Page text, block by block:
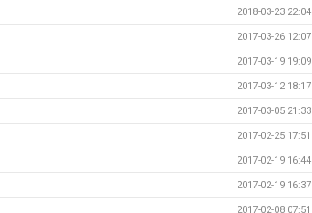
2018-03-23 22:04
2017-03-26 12:07
2017-03-19 19:09
2017-03-12 18:17
2017-03-05 21:33
2017-02-25 17:51
2017-02-19 16:44
2017-02-19 16:37
2017-02-08 07:51